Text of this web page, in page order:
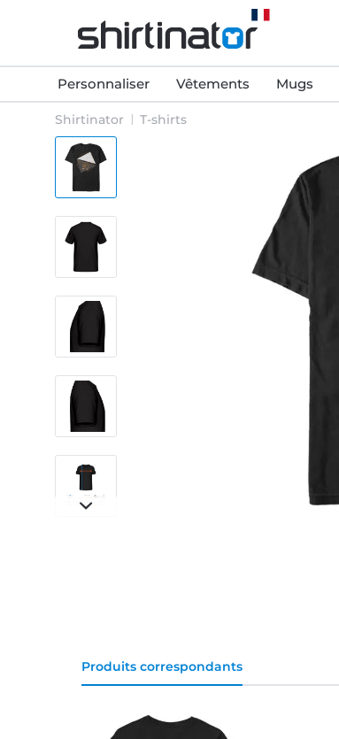
Personnaliser Vêtements Mugs
Shirtinator T-shirts
Produits correspondants